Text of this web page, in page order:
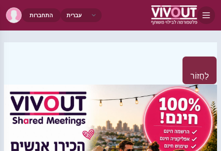
התחברות
לַחֲזוֹר